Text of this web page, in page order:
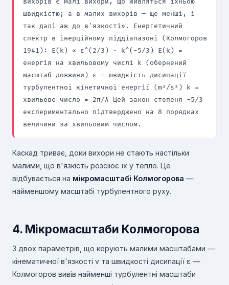
швидкістю; а в малих вихорів — ще менші, і
так далі аж до в'язкості». Енергетичний
спектр в інерційному піддіапазоні (Колмогоров
1941): E(k) ∝ ε^(2/3) · k^(−5/3) E(k) =
енергія на хвильовому числі k (обернений
масштаб довжини) ε = швидкість дисипації
турбулентної кінетичної енергії (m²/s³) k =
хвильове число = 2π/λ Цей закон степеня −5/3
експериментально підтверджено на 8 порядках
величини за хвильовим числом.
Каскад триває, доки вихори не стають настільки
малими, що в'язкість розсіює їх у тепло. Це
відбувається на мікромасштабі Колмогорова —
найменшому масштабі турбулентного руху.
4. Мікромасштаби Колмогорова
З двох параметрів, що керують малими масштабами —
кінематичної в'язкості ν та швидкості дисипації ε —
Колмогоров вивів найменші турбулентні масштаби